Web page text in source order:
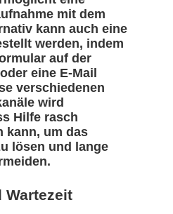
mit dem
kann auch eine
werden, indem
auf der
eine E-Mail
verschiedenen
wird
Hilfe rasch
kann, um das
lösen und lange
Wartezeit